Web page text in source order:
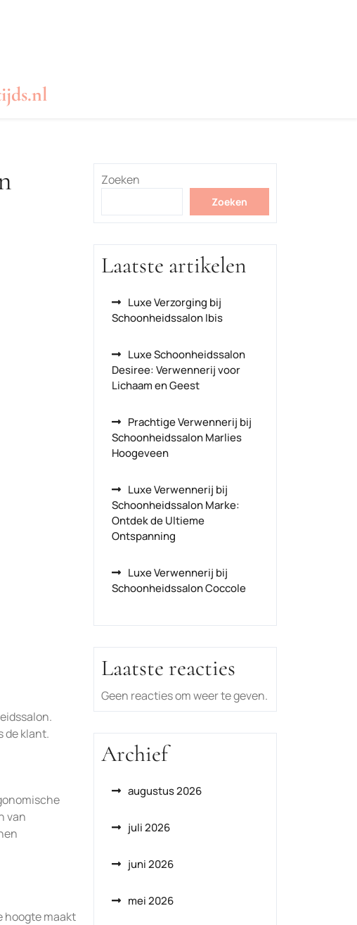
de klant.
van
hoogte maakt
Zoeken
Zoeken
Laatste artikelen
Luxe Verzorging bij
Schoonheidssalon Ibis
Luxe Schoonheidssalon
Desiree: Verwennerij voor
Lichaam en Geest
Prachtige Verwennerij bij
Schoonheidssalon Marlies
Hoogeveen
Luxe Verwennerij bij
Schoonheidssalon Marke:
Ontdek de Ultieme
Ontspanning
Luxe Verwennerij bij
Schoonheidssalon Coccole
Laatste reacties
Geen reacties om weer te geven.
Archief
augustus 2026
juli 2026
juni 2026
mei 2026